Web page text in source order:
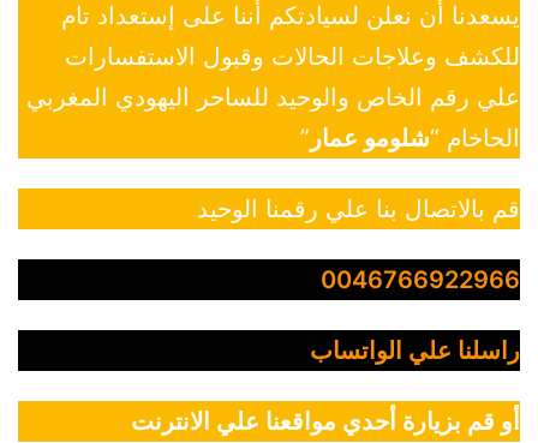
يسعدنا أن نعلن لسيادتكم أننا على إستعداد تام
للكشف وعلاجات الحالات وقبول الاستفسارات
علي رقم الخاص والوحيد للساحر اليهودي المغربي
الحاخام “شلومو عمار ”
قم بالاتصال بنا علي رقمنا الوحيد
0046766922966
راسلنا علي الواتساب
أو قم بزيارة أحدي مواقعنا علي الانترنت